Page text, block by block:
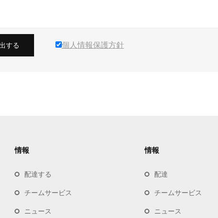
する 個人情報保護方針
情報
配達する
チームサービス
ニュース
情報
配達
チームサービス
ニュース